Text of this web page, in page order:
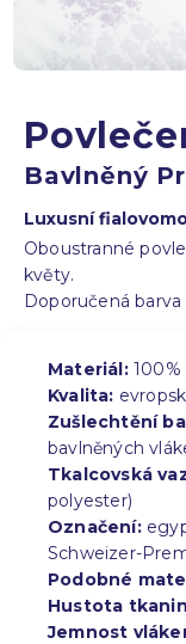
Bavlněný
Luxusní
Oboustranné
květy.
Doporučená barva
Materiál:100%
Kvalita:
Zušlechtění
bavlněných
Tkalcovská
polyester)
Označení:
Schweizer-
Podobné
Hustota
Jemnost